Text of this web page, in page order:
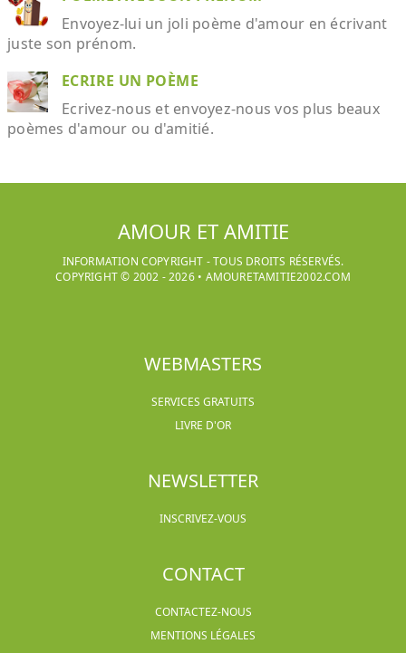
Envoyez-lui un joli poème d'amour en écrivant
juste son prénom.
ECRIRE UN POÈME
Ecrivez-nous et envoyez-nous vos plus beaux
poèmes d'amour ou d'amitié.
AMOUR ET AMITIE
INFORMATION COPYRIGHT - TOUS DROITS RÉSERVÉS.
COPYRIGHT © 2002 -2026• AMOURETAMITIE2002.COM
WEBMASTERS
SERVICES GRATUITS
LIVRE D'OR
NEWSLETTER
INSCRIVEZ-VOUS
CONTACT
CONTACTEZ-NOUS
MENTIONS LÉGALES